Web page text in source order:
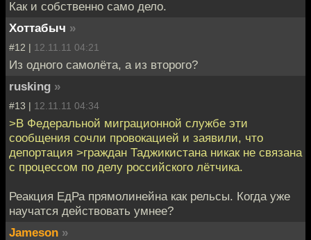
Как и собственно само дело.
Хоттабыч »
#12 | 12.11.11 04:21
Из одного самолёта, а из второго?
rusking »
#13 | 12.11.11 04:34
>В Федеральной миграционной службе эти
сообщения сочли провокацией и заявили, что
депортация >граждан Таджикистана никак не связана
с процессом по делу российского лётчика.
Реакция ЕдРа прямолинейна как рельсы. Когда уже
научатся действовать умнее?
Jameson »